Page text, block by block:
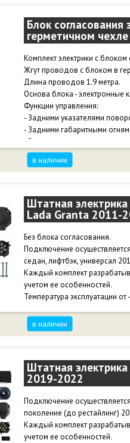
Блок
герметичном чехле
Комплект электрики с
Жгут проводов с блоком в
Длина проводов 1.9 метра.
Основа блока - электронные
Функции управления:
- Задними указателями
- Задними габаритными
- Задними стоп-сигналами.
- Задними
- Поддержка работы со
Температура эксплуатации
В комплекте: электронный
розетка 7 контактная с
инструкция.
в наличии
Штатная
Lada Granta 2011-
Без блока согласования.
Подключение
седан, лифтбэк, универсал
Каждый комплект
учетом ее особенностей.
Температура эксплуатации от
в наличии
Штатная
2019-2022
Подключение
поколение (до рестайлинг)
Каждый комплект
учетом ее особенностей.